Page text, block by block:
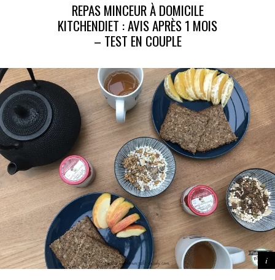
REPAS MINCEUR À DOMICILE
KITCHENDIET : AVIS APRÈS 1 MOIS
– TEST EN COUPLE